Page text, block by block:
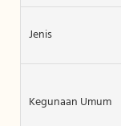
Jenis
Kegunaan Umum